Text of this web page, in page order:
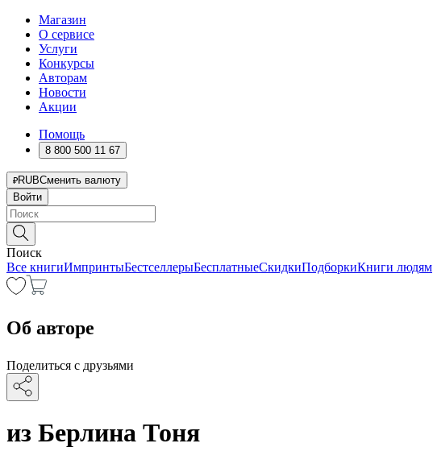
Магазин
О сервисе
Услуги
Конкурсы
Авторам
Новости
Акции
Помощь
8 800 500 11 67
RUBСменить валюту
Войти
Поиск
Все книгиИмпринтыБестселлерыБесплатныеСкидкиПодборкиКниги людям
Об авторе
Поделиться с друзьями
из Берлина Тоня